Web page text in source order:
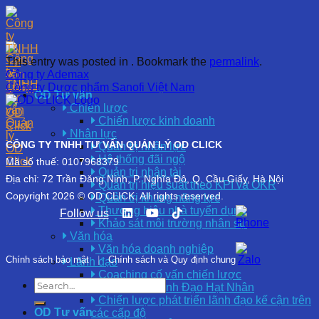
Skip
to
content
OD Tư vấn
Chiến lược
Chiến lược kinh doanh
Nhân lực
Quản trị nhân lực
Hệ thống đãi ngộ
Quản trị nhân tài
Quản trị hiệu suất theo KPI và OKR
Quản trị khung năng lực
Thương hiệu nhà tuyển dụng
Khảo sát môi trường nhân sự
Văn hóa
Văn hóa doanh nghiệp
Lãnh đạo
Coaching cố vấn chiến lược
Phát Triển Lãnh Đạo Hạt Nhân
Chiến lược phát triển lãnh đạo kế cận trên
các cấp độ
This entry was posted in . Bookmark the permalink.
Công ty Ademax
Công ty Dược phẩm Sanofi Việt Nam
CÔNG TY TNHH TƯ VẤN QUẢN LÝ OD CLICK
Mã số thuế: 0107968379
Địa chỉ: 72 Trần Đăng Ninh, P. Nghĩa Đô, Q. Cầu Giấy, Hà Nội
Copyright 2026 © OD CLICK. All rights reserved.
Follow us
Chính sách bảo mật | Chính sách và Quy định chung
OD Tư vấn